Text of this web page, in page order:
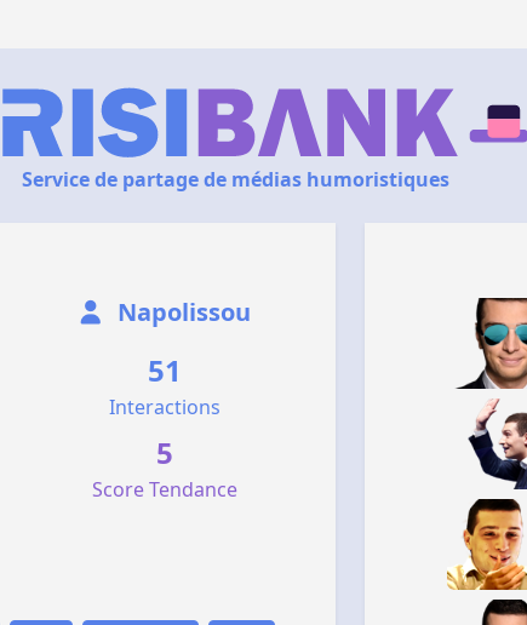
Service de partage de médias humoristiques
Napolissou
51
Interactions
5
Score Tendance